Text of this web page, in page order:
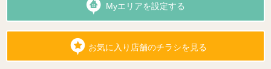
Myエリアを設定する
お気に入り店舗のチラシを見る